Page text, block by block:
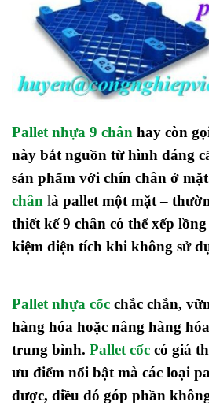
Pallet nhựa 9 chân hay còn
này bắt nguồn từ hình dáng
sản phẩm với chín chân ở
chân là pallet một mặt –
thiết kế 9 chân có thể xếp
kiệm diện tích khi không sử
Pallet nhựa cốc chắc chắn,
hàng hóa hoặc nâng hàng
trung bình. Pallet cốc có giá
ưu điểm nổi bật mà các loại
được, điều đó góp phần